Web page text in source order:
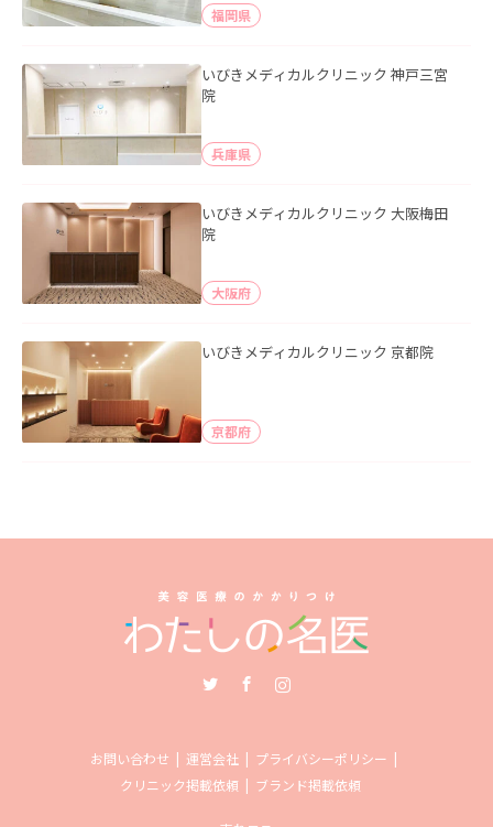
福岡県
いびきメディカルクリニック 神戸三宮
院
兵庫県
いびきメディカルクリニック 大阪梅田
院
大阪府
いびきメディカルクリニック 京都院
京都府
お問い合わせ 運営会社
プライバシーポリシー
クリニック掲載依頼
ブランド掲載依頼